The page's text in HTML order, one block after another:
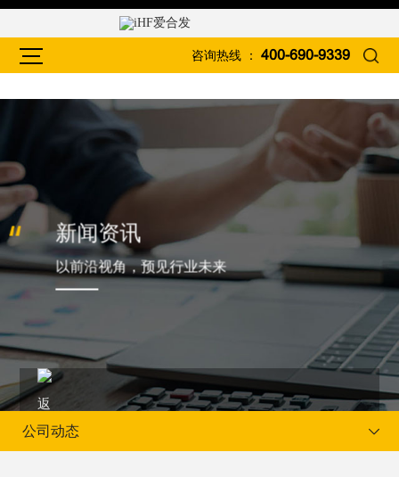
咨询热线 ： 400-690-9339
新闻资讯
以前沿视角，预见行业未来
公司动态